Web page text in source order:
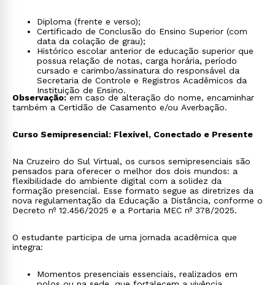
Diploma (frente e verso);
Certificado de Conclusão do Ensino Superior (com
data da colação de grau);
Histórico escolar anterior de educação superior que
possua relação de notas, carga horária, período
cursado e carimbo/assinatura do responsável da
Secretaria de Controle e Registros Acadêmicos da
Instituição de Ensino.
Observação:em caso de alteração do nome, encaminhar
também a Certidão de Casamento e/ou Averbação.
Curso Semipresencial: Flexível, Conectado e Presente
Na Cruzeiro do Sul Virtual, os cursos semipresenciais são
pensados para oferecer o melhor dos dois mundos: a
flexibilidade do ambiente digital com a solidez da
formação presencial. Esse formato segue as diretrizes da
nova regulamentação da Educação a Distância, conforme o
Decreto nº 12.456/2025 e a Portaria MEC nº 378/2025.
O estudante participa de uma jornada acadêmica que
integra:
Momentos presenciais essenciais, realizados em